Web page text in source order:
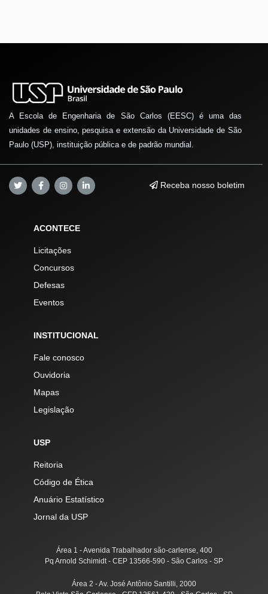
A Escola de Engenharia de São Carlos (EESC) é uma das
unidades de ensino, pesquisa e extensão da Universidade de São
Paulo (USP), instituição pública e de padrão mundial.
Receba nosso boletim
ACONTECE
Licitações
Concursos
Defesas
Eventos
INSTITUCIONAL
Fale conosco
Ouvidoria
Mapas
Legislação
USP
Reitoria
Código de Ética
Anuário Estatístico
Jornal da USP
Área 1 - Avenida Trabalhador são-carlense, 400
Pq Arnold Schimidt - CEP 13566-590 - São Carlos - SP
Área 2 - Av. José Antônio Santilli, 2000